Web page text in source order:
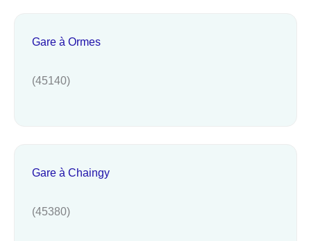
Gare à Ormes
(45140)
Gare à Chaingy
(45380)